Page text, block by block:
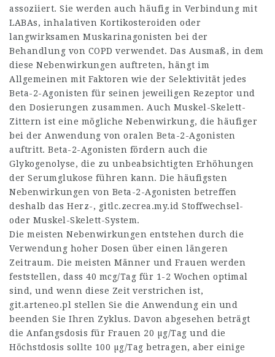
assoziiert. Sie werden auch häufig in Verbindung mit
LABAs, inhalativen Kortikosteroiden oder
langwirksamen Muskarinagonisten bei der
Behandlung von COPD verwendet. Das Ausmaß, in dem
diese Nebenwirkungen auftreten, hängt im
Allgemeinen mit Faktoren wie der Selektivität jedes
Beta-2-Agonisten für seinen jeweiligen Rezeptor und
den Dosierungen zusammen. Auch Muskel-Skelett-
Zittern ist eine mögliche Nebenwirkung, die häufiger
bei der Anwendung von oralen Beta-2-Agonisten
auftritt. Beta-2-Agonisten fördern auch die
Glykogenolyse, die zu unbeabsichtigten Erhöhungen
der Serumglukose führen kann. Die häufigsten
Nebenwirkungen von Beta-2-Agonisten betreffen
deshalb das Herz-, gitlc.zecrea.my.id Stoffwechsel-
oder Muskel-Skelett-System.
Die meisten Nebenwirkungen entstehen durch die
Verwendung hoher Dosen über einen längeren
Zeitraum. Die meisten Männer und Frauen werden
feststellen, dass 40 mcg/Tag für 1-2 Wochen optimal
sind, und wenn diese Zeit verstrichen ist,
git.arteneo.pl stellen Sie die Anwendung ein und
beenden Sie Ihren Zyklus. Davon abgesehen beträgt
die Anfangsdosis für Frauen 20 µg/Tag und die
Höchstdosis sollte 100 µg/Tag betragen, aber einige